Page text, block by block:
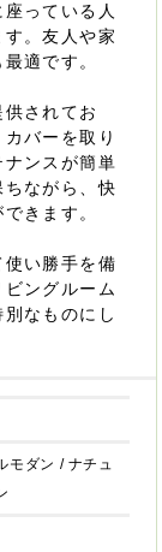
っている人
。友人や家
適です。
されてお
バーを取り
ンスが簡単
ながら、快
きます。
い勝手を備
ングルーム
なものにし
モダン / ナチュ